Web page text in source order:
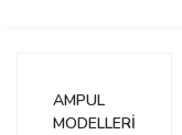
AMPUL
MODELLERİ